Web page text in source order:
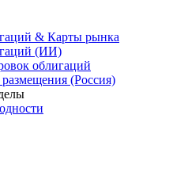
& Карты рынка
(ИИ)
облигаций
(Россия)